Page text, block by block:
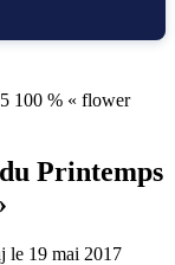
100 % « flower
Printemps
le 19 mai 2017